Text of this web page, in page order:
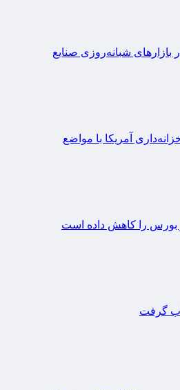
آمریکا با مواضع
بورس را کاهش داده است
گرفت